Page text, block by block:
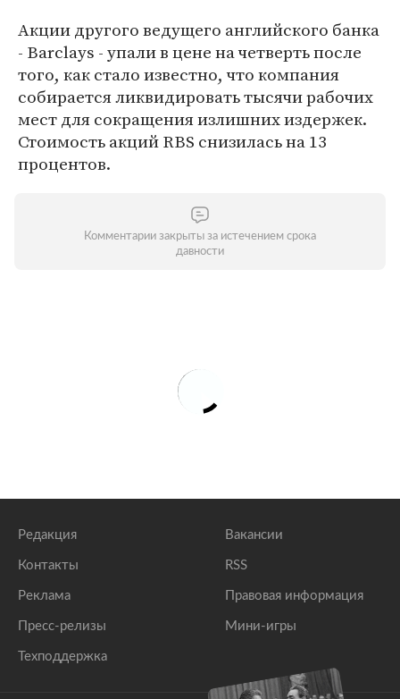
Акции другого ведущего английского банка
- Barclays - упали в цене на четверть после
того, как стало известно, что компания
собирается ликвидировать тысячи рабочих
мест для сокращения излишних издержек.
Стоимость акций RBS снизилась на 13
процентов.
Комментарии закрыты за истечением срока
давности
Редакция
Контакты
Реклама
Пресс-релизы
Техподдержка
Вакансии
RSS
Правовая информация
Мини-игры